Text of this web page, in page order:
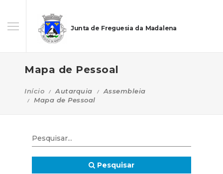
Junta de Freguesia da Madalena
Mapa de Pessoal
Início Autarquia
Assembleia
Mapa de Pessoal
Pesquisar